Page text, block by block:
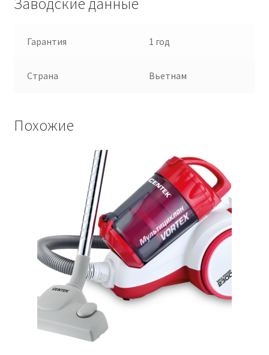
Гарантия 1 год
Страна Вьетнам
Похожие